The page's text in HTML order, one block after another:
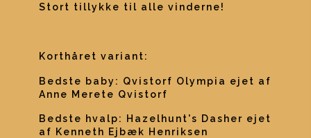
Stort tillykke til alle vinderne!
Korthåret variant:
Bedste baby: Qvistorf Olympia ejet af
Anne Merete Qvistorf
Bedste hvalp: Hazelhunt's Dasher ejet
af Kenneth Ejbæk Henriksen